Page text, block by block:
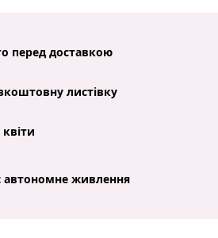
перед доставкою
листівку
квіти
автономне живлення